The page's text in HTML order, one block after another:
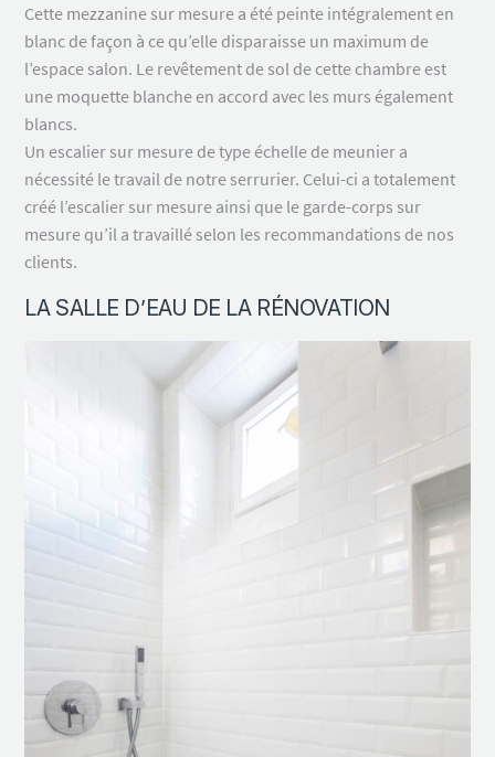
Cette mezzanine sur mesure a été peinte intégralement en
blanc de façon à ce qu’elle disparaisse un maximum de
l’espace salon. Le revêtement de sol de cette chambre est
une moquette blanche en accord avec les murs également
blancs.
Un escalier sur mesure de type échelle de meunier a
nécessité le travail de notre serrurier. Celui-ci a totalement
créé l’escalier sur mesure ainsi que le garde-corps sur
mesure qu’il a travaillé selon les recommandations de nos
clients.
LA SALLE D’EAU DE LA RÉNOVATION